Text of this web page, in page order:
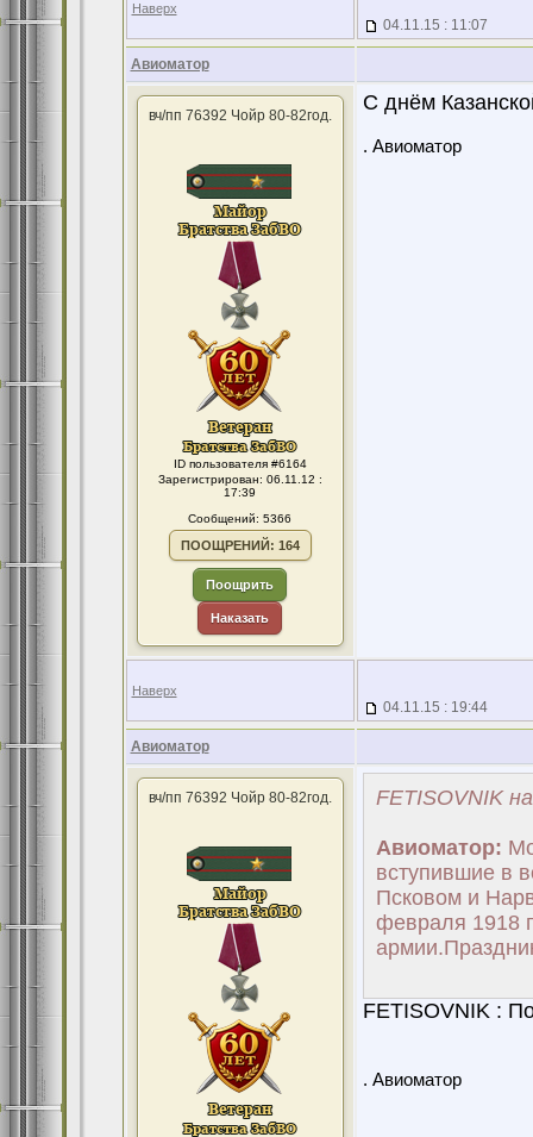
Наверх
04.11.15 : 11:07
Авиоматор
вч/пп 76392 Чойр 80-82год.
ID пользователя #6164
Зарегистрирован: 06.11.12 :
17:39
Сообщений: 5366
ПООЩРЕНИЙ: 164
Поощрить
Наказать
С днём
. Авиоматор
Наверх
04.11.15 : 19:44
Авиоматор
вч/пп 76392 Чойр 80-82год. FETISOVNIK
Авиоматор:
вступившие в
Псковом и
февраля 1918
FETISOVNIK :
. Авиоматор